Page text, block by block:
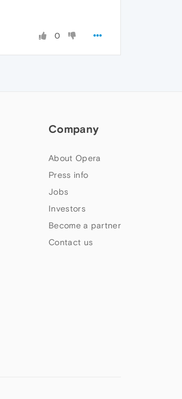
0
Company
About Opera
Press info
Jobs
Investors
Become a partner
Contact us